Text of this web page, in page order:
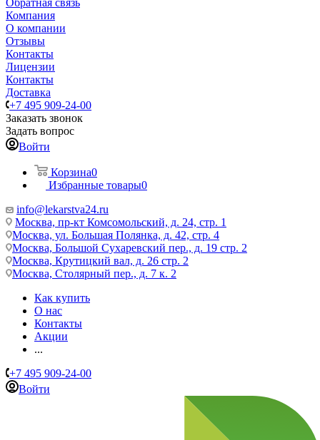
Обратная связь
Компания
О компании
Отзывы
Контакты
Лицензии
Контакты
Доставка
+7 495 909-24-00
Заказать звонок
Задать вопрос
Войти
Корзина0
Избранные товары0
info@lekarstva24.ru
Москва, пр-кт Комсомольский, д. 24, стр. 1
Москва, ул. Большая Полянка, д. 42, стр. 4
Москва, Большой Сухаревский пер., д. 19 стр. 2
Москва, Крутицкий вал, д. 26 стр. 2
Москва, Столярный пер., д. 7 к. 2
Как купить
О нас
Контакты
Акции
...
+7 495 909-24-00
Войти